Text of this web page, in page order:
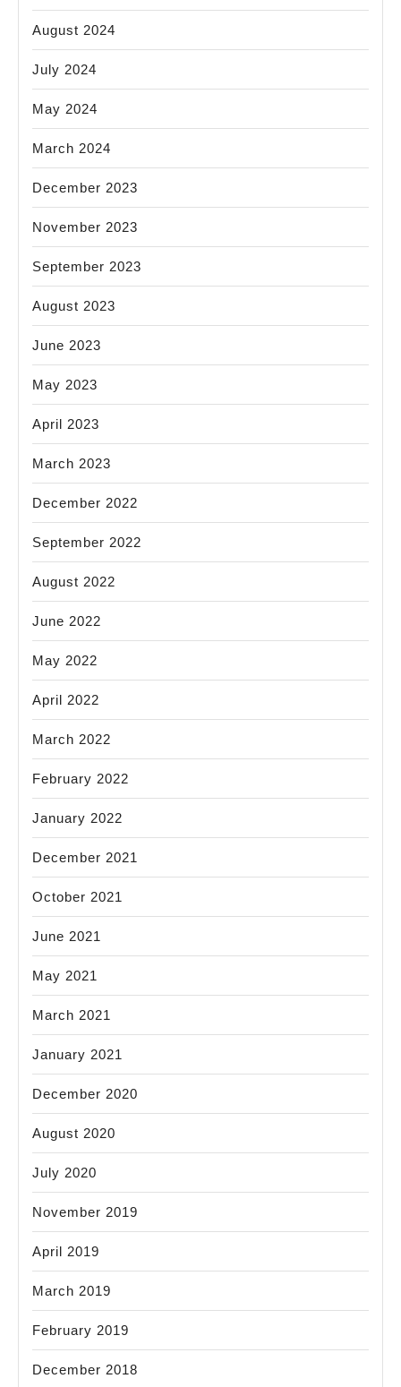
August 2024
July 2024
May 2024
March 2024
December 2023
November 2023
September 2023
August 2023
June 2023
May 2023
April 2023
March 2023
December 2022
September 2022
August 2022
June 2022
May 2022
April 2022
March 2022
February 2022
January 2022
December 2021
October 2021
June 2021
May 2021
March 2021
January 2021
December 2020
August 2020
July 2020
November 2019
April 2019
March 2019
February 2019
December 2018